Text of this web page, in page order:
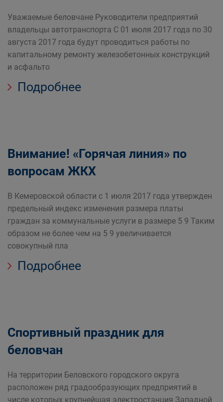
Уважаемые беловчане Руководители предприятий
владельцы автотранспорта С 01 июля 2017 года по 30
августа 2017 года будут проводиться работы по
капитальному ремонту железобетонных конструкций
и асфальто
Подробнее
Внимание! «Горячая линия» по
вопросам ЖКХ
В Кемеровской области с 1 июля 2017 года утвержден
предельный индекс изменения размера платы
граждан за коммунальные услуги в размере 5 9 Таким
образом не более чем на 5 9 увеличивается
совокупный пла
Подробнее
Спортивный праздник для
беловчан
На территории Беловского городского округа
расположен ряд градообразующих предприятий в
числе которых крупнейшая электростанция Западной